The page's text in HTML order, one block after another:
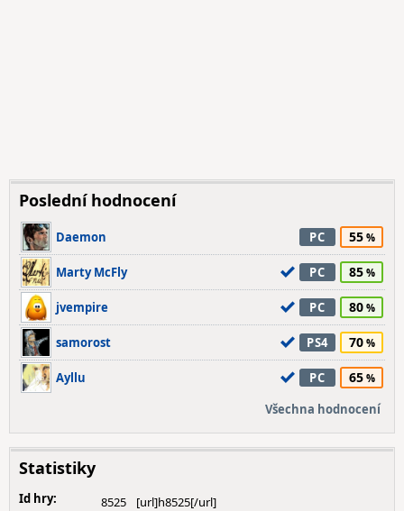
Poslední hodnocení
Daemon PC 55
Marty McFly PC 85
jvempire PC 80
samorost PS4 70
Ayllu PC 65
Všechna hodnocení
Statistiky
Id hry:
8525